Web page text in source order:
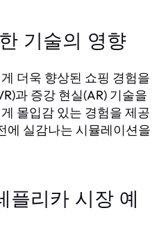
기술의 영향
더욱 향상된 쇼핑 경험을
과 증강 현실(AR) 기술을
몰입감 있는 경험을 제공
에 실감나는 시뮬레이션을
리카 시장 예